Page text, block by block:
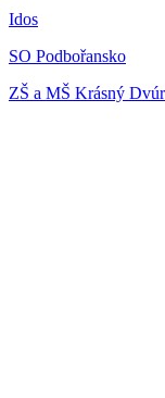
Idos
SO Podbořansko
ZŠ a MŠ Krásný Dvúr